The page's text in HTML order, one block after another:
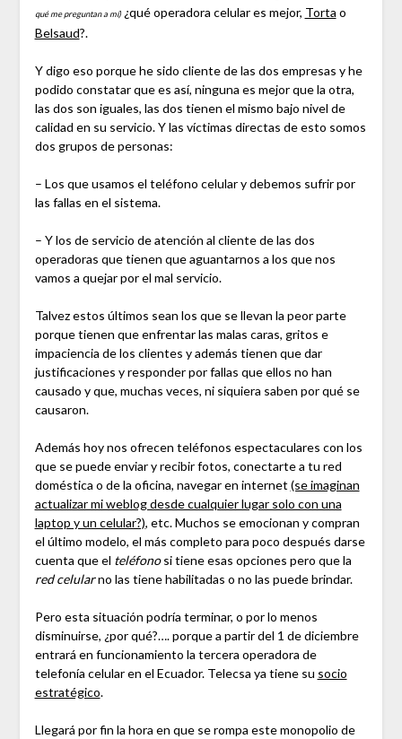
qué me preguntan a mí)¿qué operadora celular es mejor, Torta o
Belsaud?.
Y digo eso porque he sido cliente de las dos empresas y he
podido constatar que es así, ninguna es mejor que la otra,
las dos son iguales, las dos tienen el mismo bajo nivel de
calidad en su servicio. Y las víctimas directas de esto somos
dos grupos de personas:
– Los que usamos el teléfono celular y debemos sufrir por
las fallas en el sistema.
– Y los de servicio de atención al cliente de las dos
operadoras que tienen que aguantarnos a los que nos
vamos a quejar por el mal servicio.
Talvez estos últimos sean los que se llevan la peor parte
porque tienen que enfrentar las malas caras, gritos e
impaciencia de los clientes y además tienen que dar
justificaciones y responder por fallas que ellos no han
causado y que, muchas veces, ni siquiera saben por qué se
causaron.
Además hoy nos ofrecen teléfonos espectaculares con los
que se puede enviar y recibir fotos, conectarte a tu red
doméstica o de la oficina, navegar en internet (se imaginan
actualizar mi weblog desde cualquier lugar solo con una
laptop y un celular?), etc. Muchos se emocionan y compran
el último modelo, el más completo para poco después darse
cuenta que el teléfonosi tiene esas opciones pero que la
red celularno las tiene habilitadas o no las puede brindar.
Pero esta situación podría terminar, o por lo menos
disminuirse, ¿por qué?…. porque a partir del 1 de diciembre
entrará en funcionamiento la tercera operadora de
telefonía celular en el Ecuador. Telecsa ya tiene su socio
estratégico.
Llegará por fin la hora en que se rompa este monopolio de